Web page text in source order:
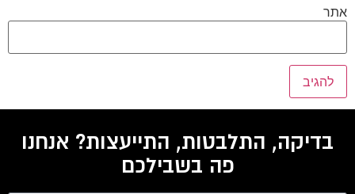
אתר
בדיקה, התלבטות, התייעצות? אנחנו
פה בשבילכם